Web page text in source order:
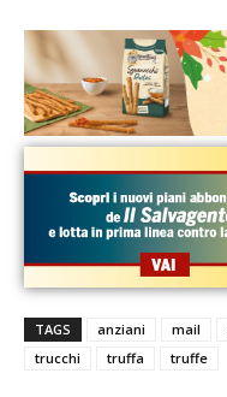
TAGS anziani mail
trucchi
truffa truffe